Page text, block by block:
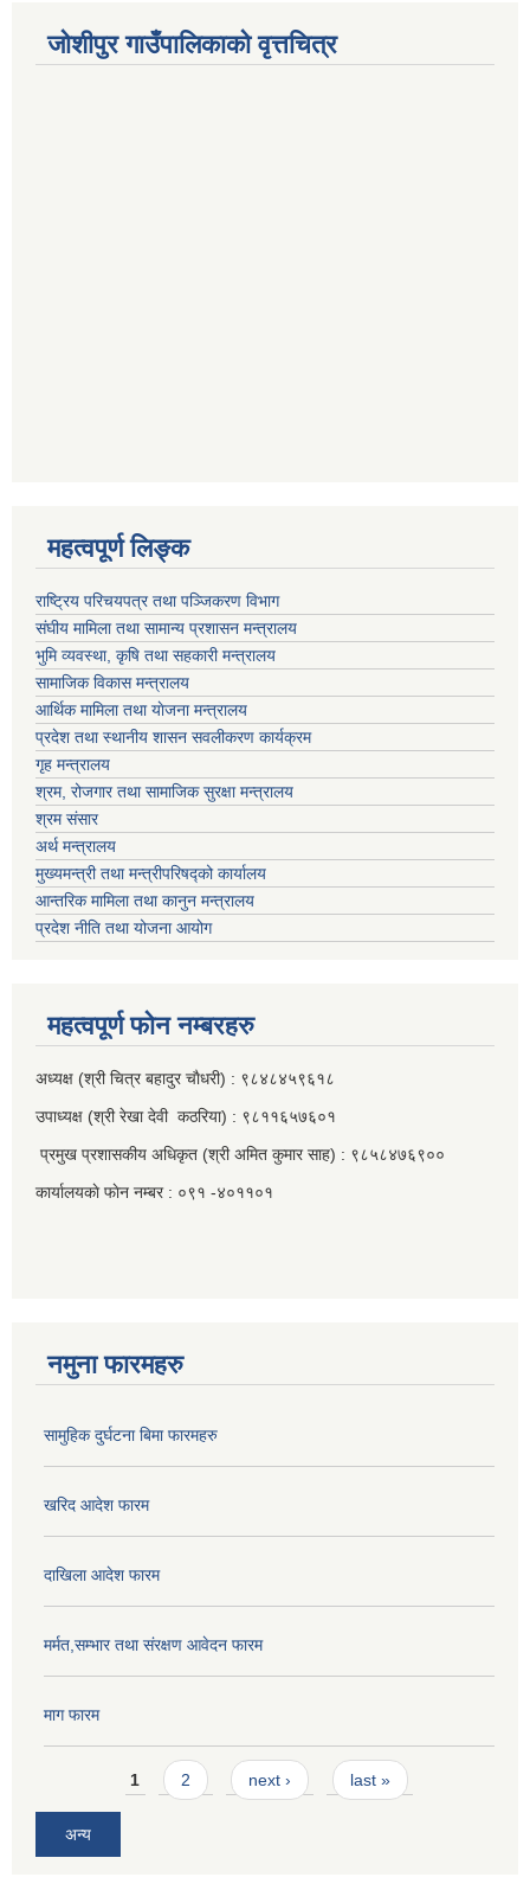
जोशीपुर गाउँपालिकाको वृत्तचित्र
महत्वपूर्ण लि‍‍‍‍‍‌ङ्क
राष्ट्रिय परिचयपत्र तथा पञ्जिकरण विभाग
संघीय मामिला तथा सामान्य प्रशासन मन्त्रालय
भुमि व्यवस्था, कृषि तथा सहकारी मन्त्रालय
सामाजिक विकास मन्त्रालय
आर्थिक मामिला तथा याेजना मन्त्रालय
प्रदेश तथा स्थानीय शासन सवलीकरण कार्यक्रम
गृह मन्त्रालय
श्रम, रोजगार तथा सामाजिक सुरक्षा मन्त्रालय
श्रम संसार
अर्थ मन्त्रालय
मुख्यमन्त्री तथा मन्त्रीपरिषद्को कार्यालय
आन्तरिक मामिला तथा कानुन मन्त्रालय
प्रदेश नीति तथा योजना आयोग
महत्वपूर्ण फाेन नम्बरहरु
अध्यक्ष (श्री चित्र बहादुर चाैधरी) : ९८४८४५९६१८
उपाध्यक्ष (श्री रेखा देवी कठरिया) : ९८११६५७६०१
प्रमुख प्रशासकीय अधिकृत (श्री अमित कुमार साह) : ९८५८४७६९००
कार्यालयकाे फाेन नम्बर : ०९१ -४०११०१
नमुना फारमहरु
सामुहिक दुर्घटना बिमा फारमहरु
खरिद आदेश फारम
दाखिला आदेश फारम
मर्मत,सम्भार तथा संरक्षण आवेदन फारम
माग फारम
Pages1 2 next › last »
अन्य